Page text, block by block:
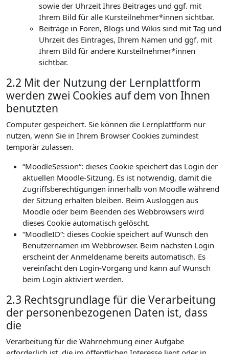
sowie der Uhrzeit Ihres Beitrages und ggf. mit
Ihrem Bild für alle Kursteilnehmer*innen sichtbar.
Beiträge in Foren, Blogs und Wikis sind mit Tag und
Uhrzeit des Eintrages, Ihrem Namen und ggf. mit
Ihrem Bild für andere Kursteilnehmer*innen
sichtbar.
2.2 Mit der Nutzung der Lernplattform
werden zwei Cookies auf dem von Ihnen
benutzten
Computer gespeichert. Sie können die Lernplattform nur
nutzen, wenn Sie in Ihrem Browser Cookies zumindest
temporär zulassen.
“MoodleSession“: dieses Cookie speichert das Login der
aktuellen Moodle-Sitzung. Es ist notwendig, damit die
Zugriffsberechtigungen innerhalb von Moodle während
der Sitzung erhalten bleiben. Beim Ausloggen aus
Moodle oder beim Beenden des Webbrowsers wird
dieses Cookie automatisch gelöscht.
“MoodleID“: dieses Cookie speichert auf Wunsch den
Benutzernamen im Webbrowser. Beim nächsten Login
erscheint der Anmeldename bereits automatisch. Es
vereinfacht den Login-Vorgang und kann auf Wunsch
beim Login aktiviert werden.
2.3 Rechtsgrundlage für die Verarbeitung
der personenbezogenen Daten ist, dass
die
Verarbeitung für die Wahrnehmung einer Aufgabe